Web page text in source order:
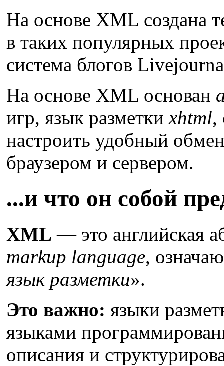
На основе XML создана
в таких популярных
система блогов
На основе XML основан
игр, язык разметкиxhtml,
настроить удобный
браузером и сервером.
...и что он собой
XML — это английская
markup language,
язык разметки».
Это важно: языки
языками
описания и